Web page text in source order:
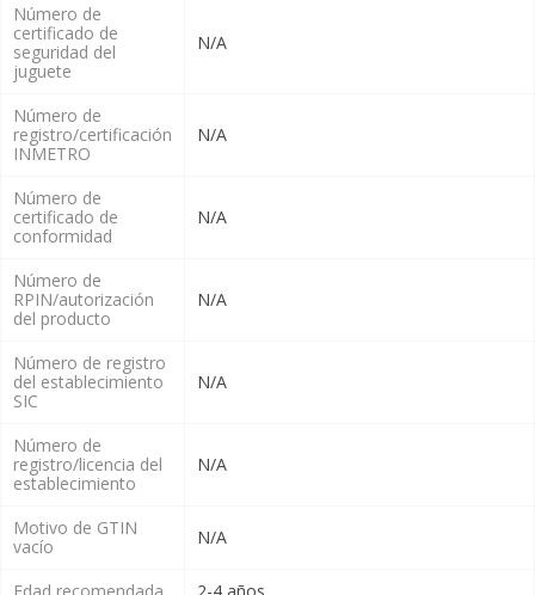
Número de
certificado de
seguridad del
juguete
N/A
Número de
registro/certificación
INMETRO
N/A
Número de
certificado de
conformidad
N/A
Número de
RPIN/autorización
del producto
N/A
Número de registro
del establecimiento
SIC
N/A
Número de
registro/licencia del
establecimiento
N/A
Motivo de GTIN
vacío
N/A
Edad recomendada
2-4 años